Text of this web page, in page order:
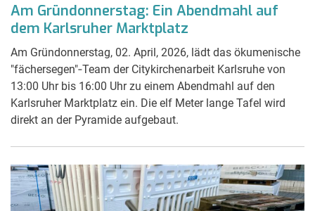
Am Gründonnerstag: Ein Abendmahl auf
dem Karlsruher Marktplatz
Am Gründonnerstag, 02. April, 2026, lädt das ökumenische
"fächersegen"‑Team der Citykirchenarbeit Karlsruhe von
13:00 Uhr bis 16:00 Uhr zu einem Abendmahl auf den
Karlsruher Marktplatz ein. Die elf Meter lange Tafel wird
direkt an der Pyramide aufgebaut.